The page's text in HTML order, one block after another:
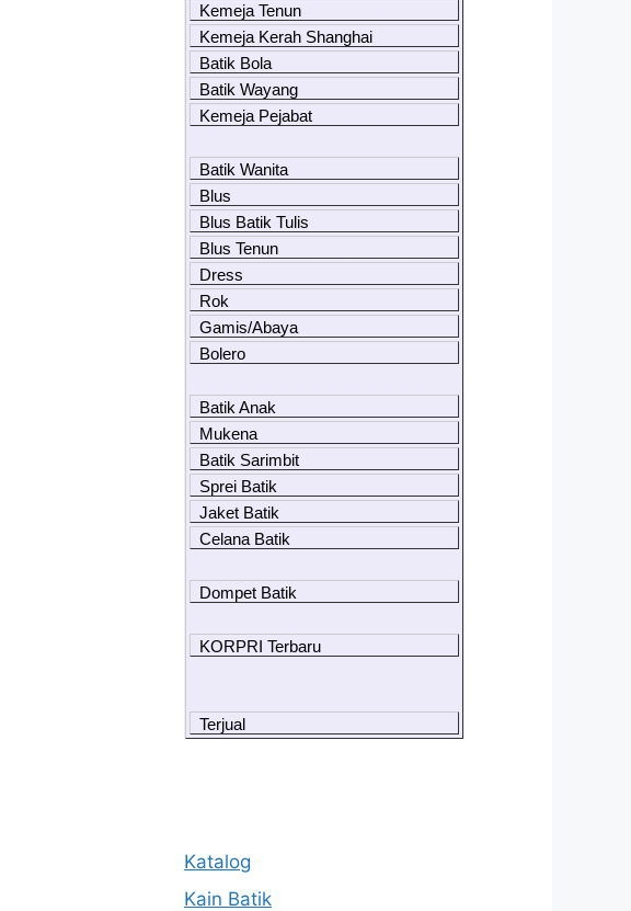
Kemeja Tenun
Kemeja Kerah Shanghai
Batik Bola
Batik Wayang
Kemeja Pejabat
Batik Wanita
Blus
Blus Batik Tulis
Blus Tenun
Dress
Rok
Gamis/Abaya
Bolero
Batik Anak
Mukena
Batik Sarimbit
Sprei Batik
Jaket Batik
Celana Batik
Dompet Batik
KORPRI Terbaru
Terjual
Katalog
Kain Batik